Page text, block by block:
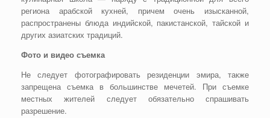
региона арабской кухней, причем очень изысканной,
распространены блюда индийской, пакистанской, тайской и
других азиатских традиций.
Фото и видео съемка
Не следует фотографировать резиденции эмира, также
запрещена съемка в большинстве мечетей. При съемке
местных жителей следует обязательно спрашивать
разрешение.